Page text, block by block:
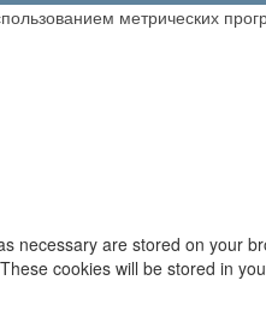
метрических
necessary are stored on your
cookies will be stored in